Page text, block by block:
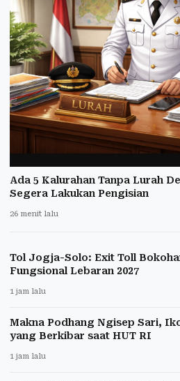
Ada 5 Kalurahan Tanpa Lurah
Segera Lakukan Pengisian
26 menit lalu
Tol Jogja-Solo: Exit Toll
Fungsional Lebaran 2027
1 jam lalu
Makna Podhang Ngisep Sari,
yang Berkibar saat HUT RI
1 jam lalu